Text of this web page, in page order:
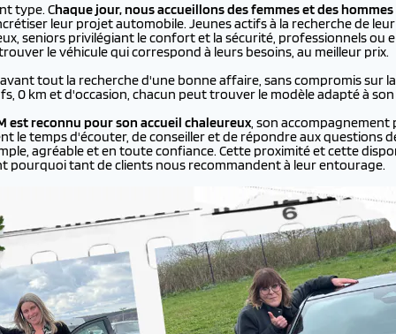
type. Chaque jour, nous accueillons des femmes et des
leur projet automobile. Jeunes actifs à la recherche de
seniors privilégiant le confort et la sécurité, professionnels ou
le véhicule qui correspond à leurs besoins, au meilleur prix.
tout la recherche d'une bonne affaire, sans compromis sur
0 km et d'occasion, chacun peut trouver le modèle adapté à
est reconnu pour son accueil chaleureux, son
le temps d'écouter, de conseiller et de répondre aux questions
agréable et en toute confiance. Cette proximité et cette
pourquoi tant de clients nous recommandent à leur entourage.